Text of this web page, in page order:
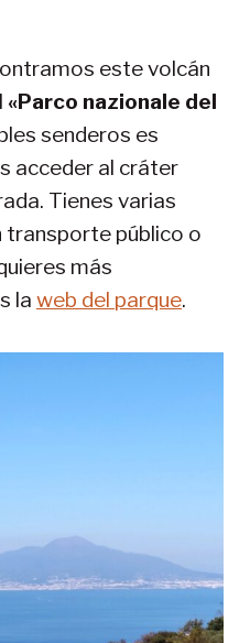
este volcán
«Parco nazionale del
senderos es
acceder al cráter
Tienes varias
transporte público o
más
la web del parque.